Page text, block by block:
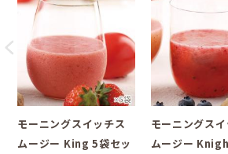
モーニングスイッチス
ムージー King 5袋セッ
モーニングス
ムージー